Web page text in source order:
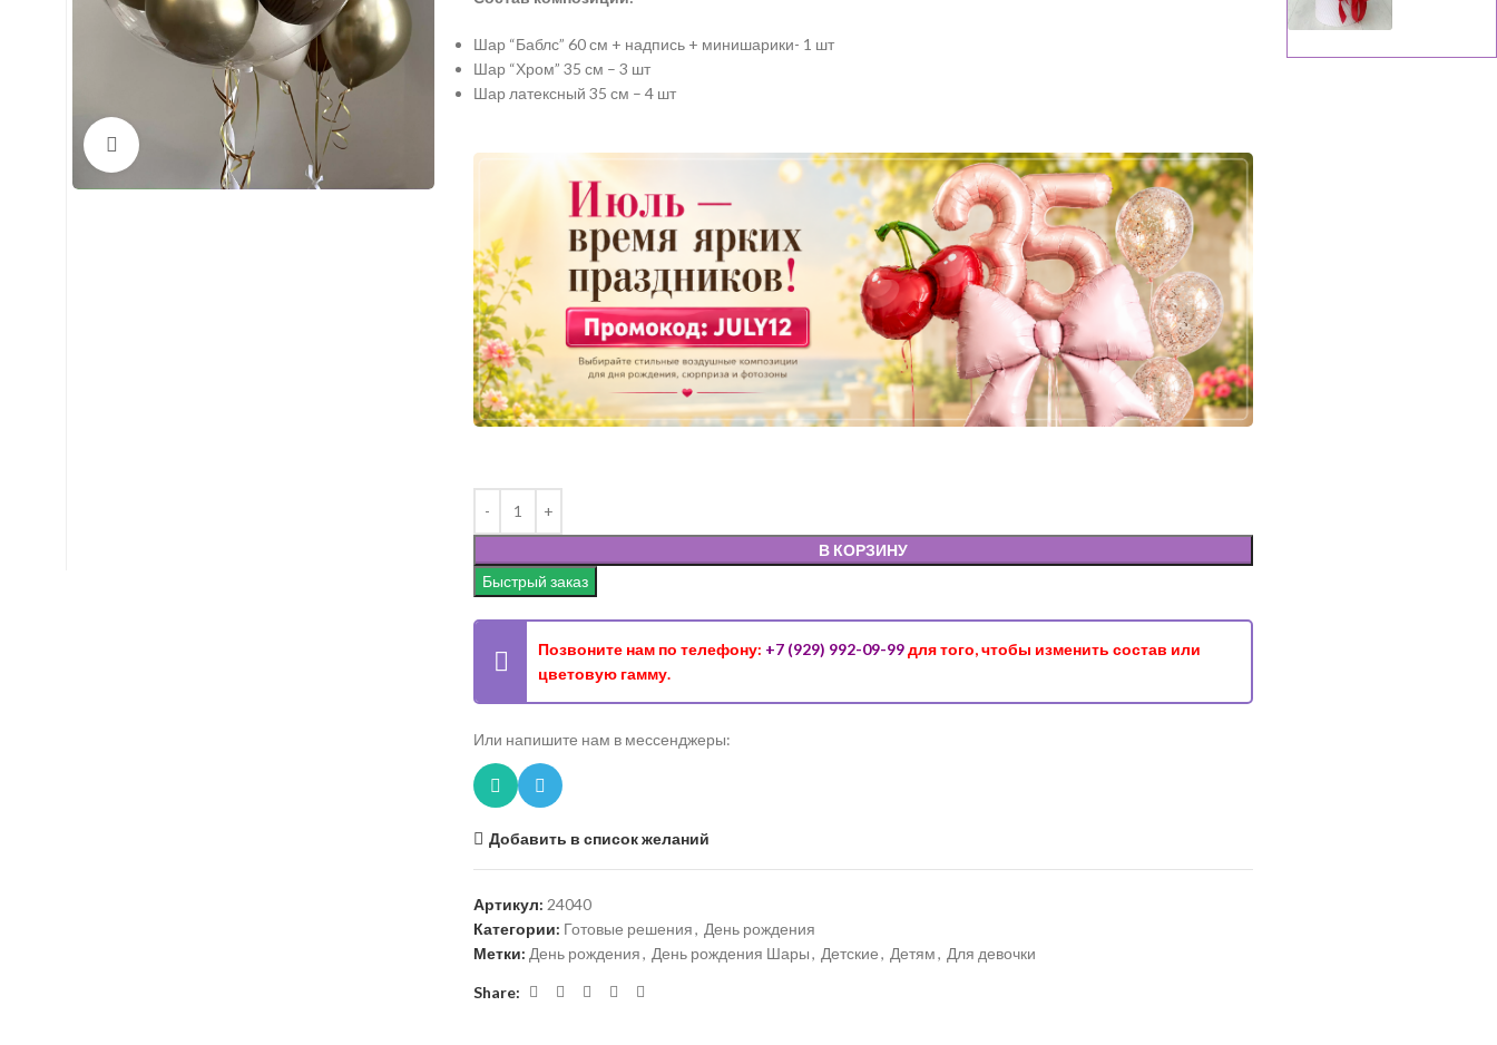
Нажмите, чтобы увеличить
Шар “Баблс” 60 см + надпись + минишарики- 1 шт
Шар “Хром” 35 см – 3 шт
Шар латексный 35 см – 4 шт
В КОРЗИНУ
Быстрый заказ
Позвоните нам по телефону: +7 (929) 992-09-99для того, чтобы изменить состав или
цветовую гамму.
Или напишите нам в мессенджеры:
Добавить в список желаний
Артикул: 24040
Категории: Готовые решения, День рождения
Метки: День рождения, День рождения Шары, Детские, Детям, Для девочки
Share: